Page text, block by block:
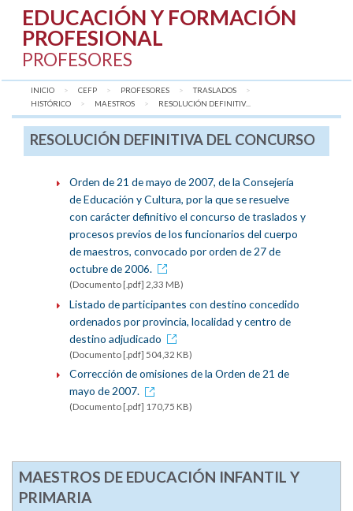
EDUCACIÓN Y FORMACIÓN
PROFESIONAL
PROFESORES
INICIO CEFP PROFESORES
TRASLADOS
HISTÓRICO
MAESTROS AQUÍ:
RESOLUCIÓN DEFINITIV...
RESOLUCIÓN DEFINITIVA DEL CONCURSO
Orden de 21 de mayo de 2007, de la Consejería
de Educación y Cultura, por la que se resuelve
con carácter definitivo el concurso de traslados y
procesos previos de los funcionarios del cuerpo
de maestros, convocado por orden de 27 de
octubre de 2006.
(Documento [.pdf] 2,33 MB)
Listado de participantes con destino concedido
ordenados por provincia, localidad y centro de
destino adjudicado
(Documento [.pdf] 504,32 KB)
Corrección de omisiones de la Orden de 21 de
mayo de 2007.
(Documento [.pdf] 170,75 KB)
MAESTROS DE EDUCACIÓN INFANTIL Y
PRIMARIA